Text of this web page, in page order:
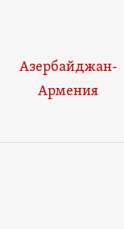
Азербайджан-
Армения